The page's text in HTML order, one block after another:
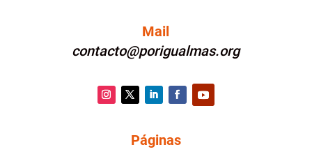
Mail
contacto@porigualmas.org
Facebook
Páginas